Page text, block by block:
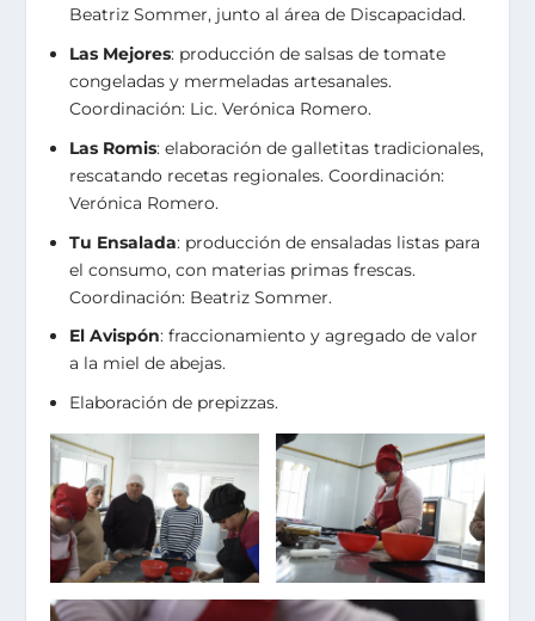
Beatriz Sommer, junto al área de Discapacidad.
Las Mejores: producción de salsas de tomate
congeladas y mermeladas artesanales.
Coordinación: Lic. Verónica Romero.
Las Romis: elaboración de galletitas tradicionales,
rescatando recetas regionales. Coordinación:
Verónica Romero.
Tu Ensalada: producción de ensaladas listas para
el consumo, con materias primas frescas.
Coordinación: Beatriz Sommer.
El Avispón: fraccionamiento y agregado de valor
a la miel de abejas.
Elaboración de prepizzas.